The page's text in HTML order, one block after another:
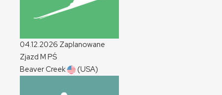
04.12.2026 Zaplanowane
Zjazd M PŚ
Beaver Creek
(USA)